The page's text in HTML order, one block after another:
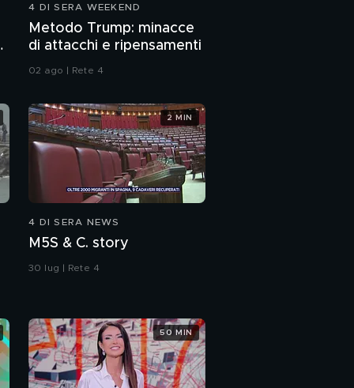
Immigrati, bomba
periferie "Qui
l'integrazione è fallita"
Milano
Immigrati, quartieri
fuori controllo in mano
agli irregolari
Immigrati, l'hotel degli
Feltri
Gli sciacalli del virus:
"Anche i camici per i
4 DI SERA WEEKEND
Metodo Trump: minacce
di attacchi e ripensamenti
02 ago | Rete 4
4 DI SERA NEWS
M5S & C. story
30 lug | Rete 4
2 MIN
50 MIN